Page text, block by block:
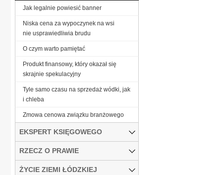
Jak legalnie powiesić banner
Niska cena za wypoczynek na wsi
nie usprawiedliwia brudu
O czym warto pamiętać
Produkt finansowy, który okazał się
skrajnie spekulacyjny
Tyle samo czasu na sprzedaż wódki, jak
i chleba
Zmowa cenowa związku branżowego
EKSPERT KSIĘGOWEGO
RZECZ O PRAWIE
ŻYCIE ZIEMI ŁÓDZKIEJ